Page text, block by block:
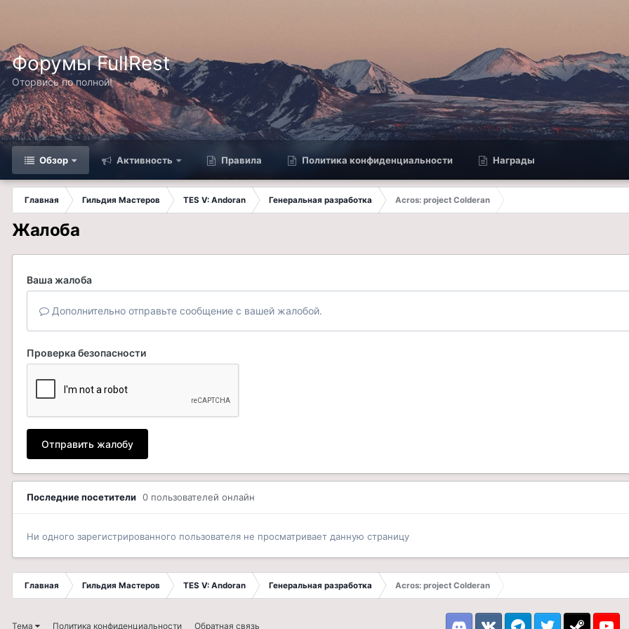
Форумы FullRest
Оторвись по полной!
Обзор Активность Правила Политика конфиденциальности Награды
Главная Гильдия Мастеров TES V: Andoran Генеральная разработка
Acros: project Colderan
Жалоба
Ваша жалоба
Дополнительно отправьте сообщение с вашей жалобой.
Проверка безопасности
Отправить жалобу
Последние посетители 0 пользователей онлайн
Ни одного зарегистрированного пользователя не просматривает данную страницу
Главная Гильдия Мастеров TES V: Andoran Генеральная разработка Acros: project Colderan
Тема Политика конфиденциальности Обратная связь